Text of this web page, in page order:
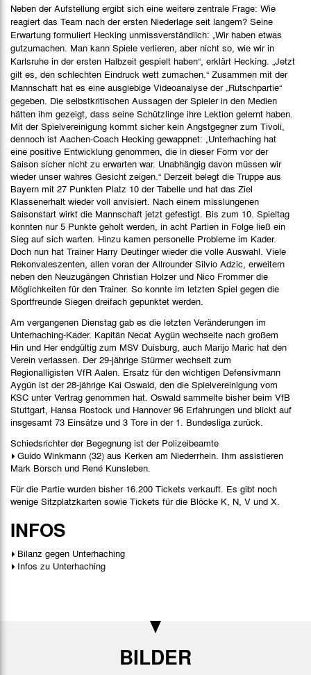
Neben der Aufstellung ergibt sich eine weitere zentrale Frage: Wie
reagiert das Team nach der ersten Niederlage seit langem? Seine
Erwartung formuliert Hecking unmissverständlich: „Wir haben etwas
gutzumachen. Man kann Spiele verlieren, aber nicht so, wie wir in
Karlsruhe in der ersten Halbzeit gespielt haben“, erklärt Hecking. „Jetzt
gilt es, den schlechten Eindruck wett zumachen.“ Zusammen mit der
Mannschaft hat es eine ausgiebige Videoanalyse der „Rutschpartie“
gegeben. Die selbstkritischen Aussagen der Spieler in den Medien
hätten ihm gezeigt, dass seine Schützlinge ihre Lektion gelernt haben.
Mit der Spielvereinigung kommt sicher kein Angstgegner zum Tivoli,
dennoch ist Aachen-Coach Hecking gewappnet: „Unterhaching hat
eine positive Entwicklung genommen, die in dieser Form vor der
Saison sicher nicht zu erwarten war. Unabhängig davon müssen wir
wieder unser wahres Gesicht zeigen.“ Derzeit belegt die Truppe aus
Bayern mit 27 Punkten Platz 10 der Tabelle und hat das Ziel
Klassenerhalt wieder voll anvisiert. Nach einem misslungenen
Saisonstart wirkt die Mannschaft jetzt gefestigt. Bis zum 10. Spieltag
konnten nur 5 Punkte geholt werden, in acht Partien in Folge ließ ein
Sieg auf sich warten. Hinzu kamen personelle Probleme im Kader.
Doch nun hat Trainer Harry Deutinger wieder die volle Auswahl. Viele
Rekonvaleszenten, allen voran der Allrounder Silvio Adzic, erweitern
neben den Neuzugängen Christian Holzer und Nico Frommer die
Möglichkeiten für den Trainer. So konnte im letzten Spiel gegen die
Sportfreunde Siegen dreifach gepunktet werden.
Am vergangenen Dienstag gab es die letzten Veränderungen im
Unterhaching-Kader. Kapitän Necat Aygün wechselte nach großem
Hin und Her endgültig zum MSV Duisburg, auch Marijo Maric hat den
Verein verlassen. Der 29-jährige Stürmer wechselt zum
Regionalligisten VfR Aalen. Ersatz für den wichtigen Defensivmann
Aygün ist der 28-jährige Kai Oswald, den die Spielvereinigung vom
KSC unter Vertrag genommen hat. Oswald sammelte bisher beim VfB
Stuttgart, Hansa Rostock und Hannover 96 Erfahrungen und blickt auf
insgesamt 73 Einsätze und 3 Tore in der 1. Bundesliga zurück.
Schiedsrichter der Begegnung ist der Polizeibeamte
Guido Winkmann (32) aus Kerken am Niederrhein. Ihm assistieren
Mark Borsch und René Kunsleben.
Für die Partie wurden bisher 16.200 Tickets verkauft. Es gibt noch
wenige Sitzplatzkarten sowie Tickets für die Blöcke K, N, V und X.
INFOS
Bilanz gegen Unterhaching
Infos zu Unterhaching
BILDER